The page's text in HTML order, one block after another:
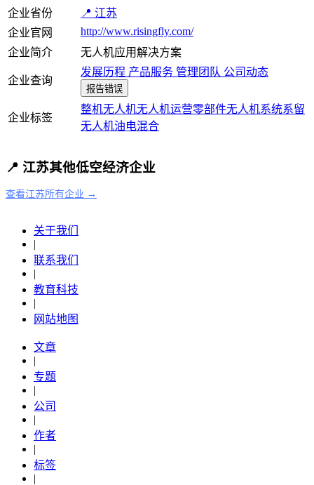
企业省份
📍 江苏
企业官网
http://www.risingfly.com/
企业简介
无人机应用解决方案
企业查询
发展历程 产品服务 管理团队 公司动态
报告错误
企业标签
整机无人机无人机运营零部件无人机系统系留
无人机油电混合
📍 江苏其他低空经济企业
查看江苏所有企业 →
关于我们
|
联系我们
|
教育科技
|
网站地图
文章
|
专题
|
公司
|
作者
|
标签
|